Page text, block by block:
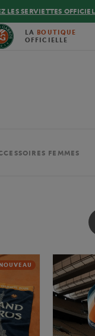
LES SERVIETTES
LA BOUTIQUE
OFFICIELLE
FEMMES
NOUVEAU